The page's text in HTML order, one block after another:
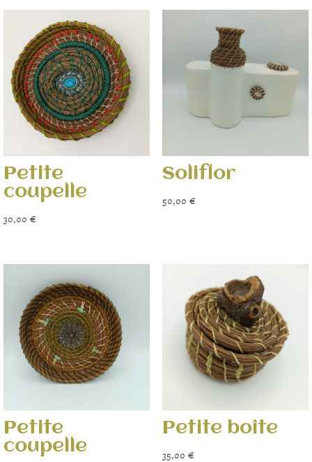
Petite
coupelle
30,00 €
Soliflor
50,00 €
Petite
coupelle
Petite boîte
35,00 €